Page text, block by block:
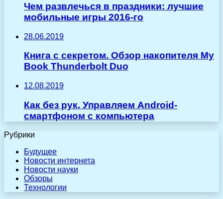
Чем развлечься в праздники: лучшие
мобильные игры 2016-го
28.06.2019
Книга с секретом. Обзор накопителя My
Book Thunderbolt Duo
12.08.2019
Как без рук. Управляем Android-
смартфоном с компьютера
Рубрики
Будущее
Новости интернета
Новости науки
Обзоры
Технологии